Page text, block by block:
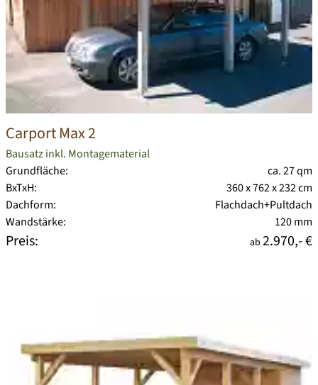
Carport Max 2
Bausatz inkl. Montagematerial
Grundfläche:
ca. 27 qm
BxTxH:
360 x 762 x 232 cm
Dachform:
Flachdach+Pultdach
Wandstärke:
120 mm
Preis: ab 2.970,- €